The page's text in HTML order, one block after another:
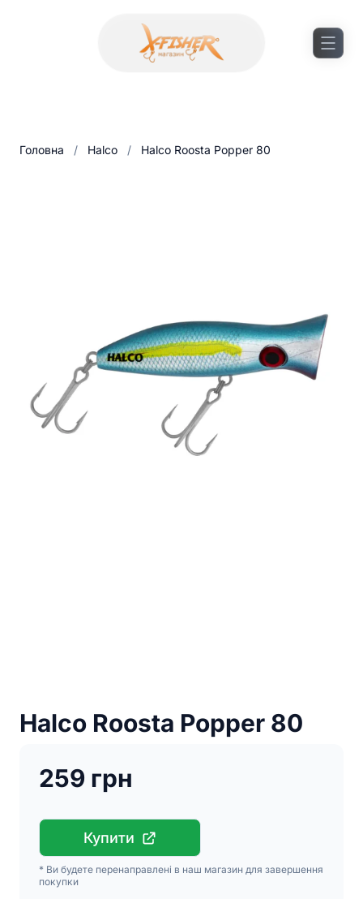
Головна / Halco / Halco Roosta Popper 80
Halco Roosta Popper 80
259 грн
Купити
* Ви будете перенаправлені в наш магазин для завершення
покупки